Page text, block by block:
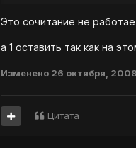
Это сочитание не
а 1 оставить так как на
Изменено 26 октября, 2008
Цитата